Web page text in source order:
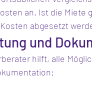
an. Ist die Miete
abgesetzt
und
hilft, alle